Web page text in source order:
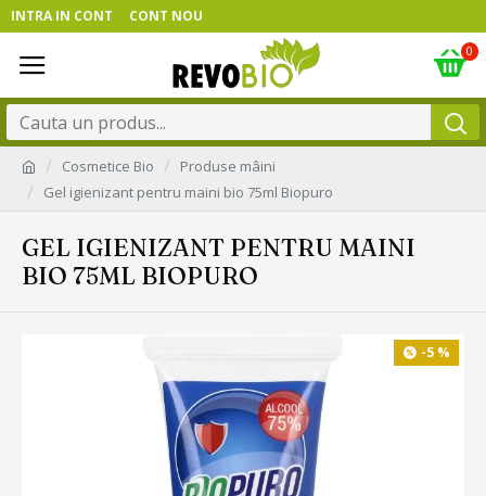
INTRA IN CONT CONT NOU
0
Cosmetice Bio
Produse mâini
Gel igienizant pentru maini bio 75ml Biopuro
GEL IGIENIZANT PENTRU MAINI
BIO 75ML BIOPURO
-5 %